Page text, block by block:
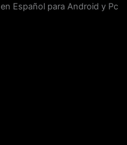
Español para Android y Pc